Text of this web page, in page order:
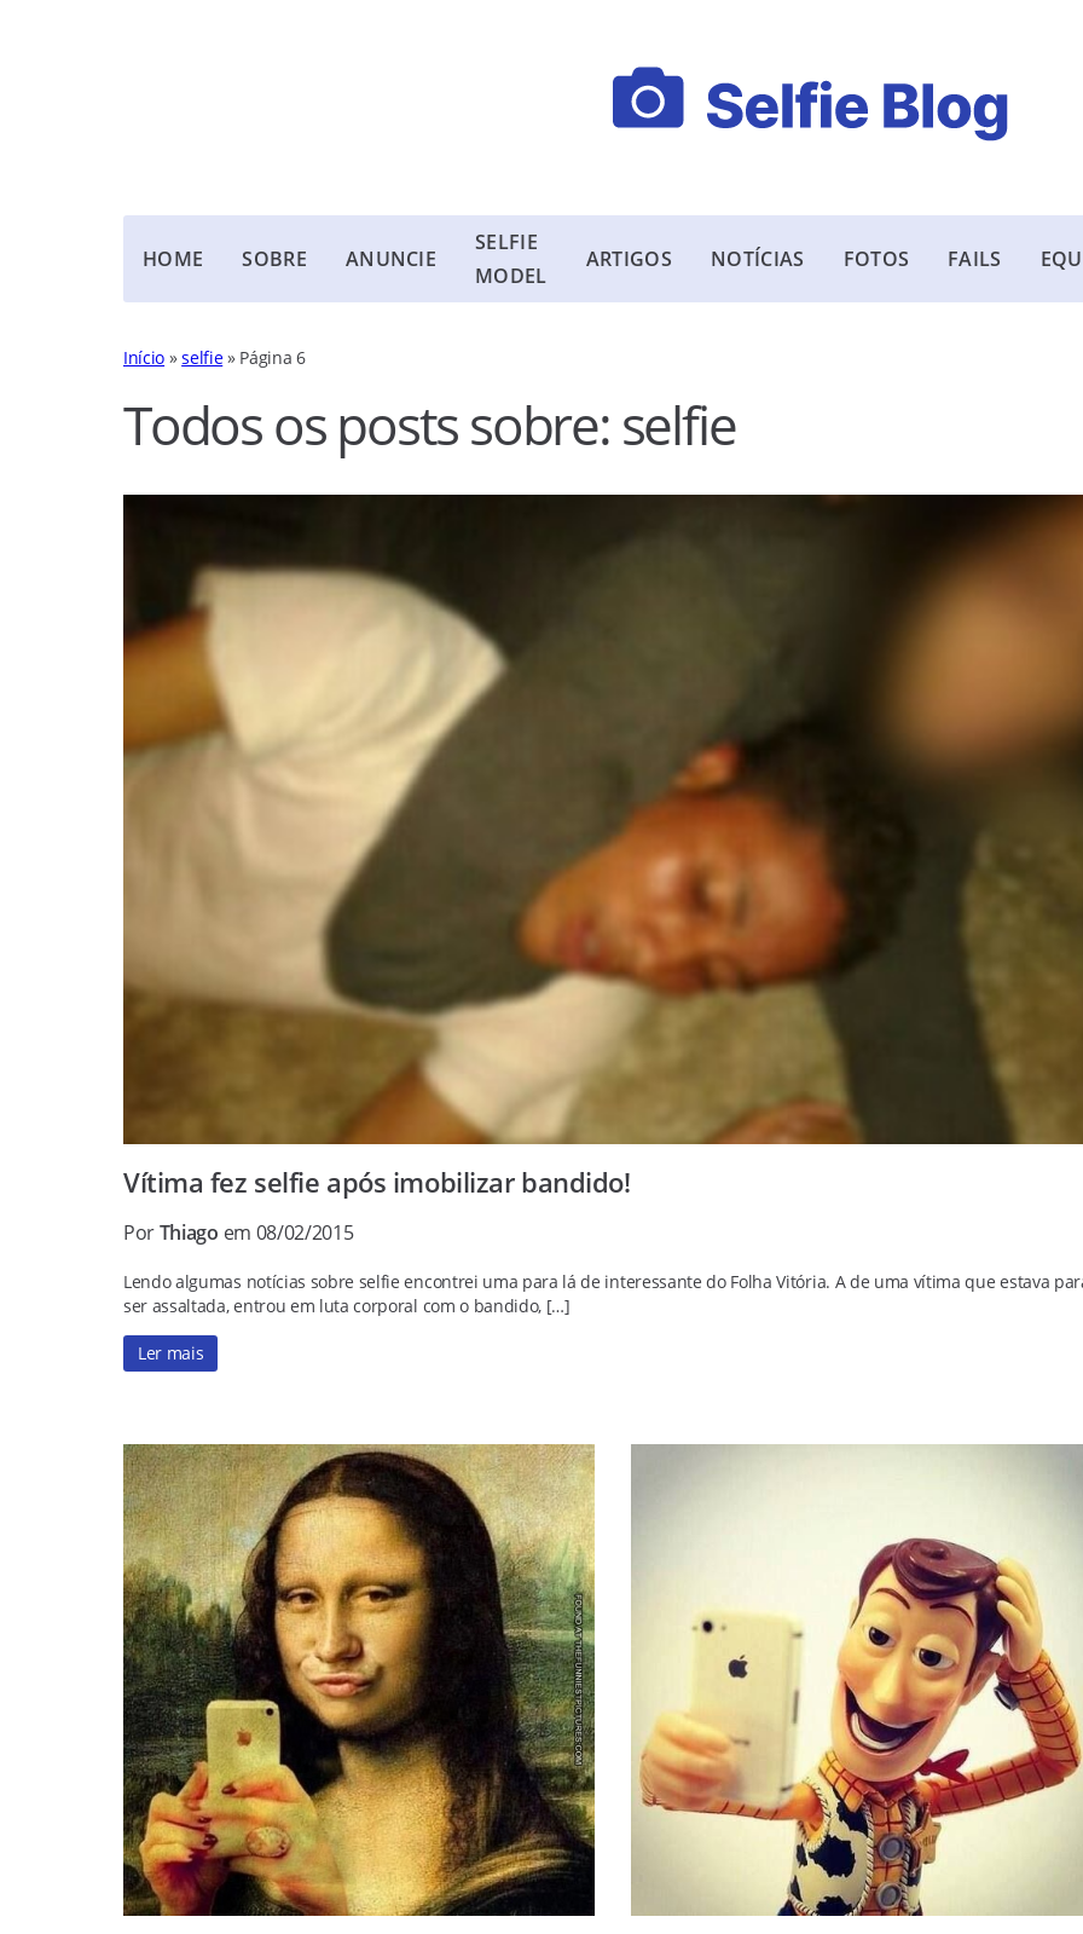
HOME SOBRE ANUNCIE
SELFIE
MODEL
ARTIGOS NOTÍCIAS FOTOS FAILS
Início »selfie» Página 6
Todos os posts sobre: selfie
Vítima fez selfie após imobilizar bandido!
PorThiago em 08/02/2015
Lendo algumas notícias sobre selfie encontrei uma para lá de interessante do Folha Vitória. A de uma vítima que estava
ser assaltada, entrou em luta corporal com o bandido, […]
Ler mais